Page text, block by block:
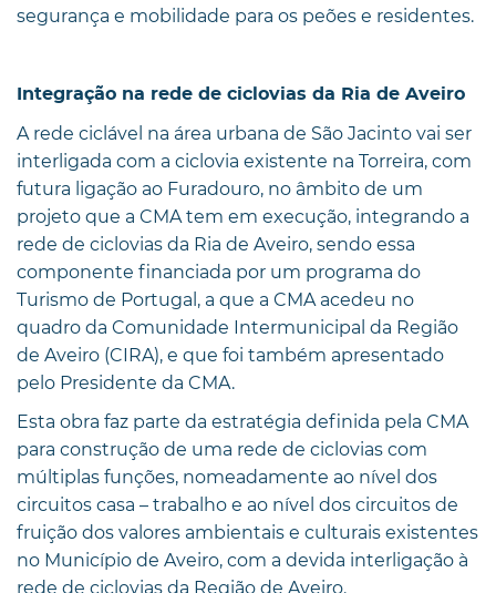
segurança e mobilidade para os peões e residentes.
Integração na rede de ciclovias da Ria de Aveiro
A rede ciclável na área urbana de São Jacinto vai ser
interligada com a ciclovia existente na Torreira, com
futura ligação ao Furadouro, no âmbito de um
projeto que a CMA tem em execução, integrando a
rede de ciclovias da Ria de Aveiro, sendo essa
componente financiada por um programa do
Turismo de Portugal, a que a CMA acedeu no
quadro da Comunidade Intermunicipal da Região
de Aveiro (CIRA), e que foi também apresentado
pelo Presidente da CMA.
Esta obra faz parte da estratégia definida pela CMA
para construção de uma rede de ciclovias com
múltiplas funções, nomeadamente ao nível dos
circuitos casa – trabalho e ao nível dos circuitos de
fruição dos valores ambientais e culturais existentes
no Município de Aveiro, com a devida interligação à
rede de ciclovias da Região de Aveiro.